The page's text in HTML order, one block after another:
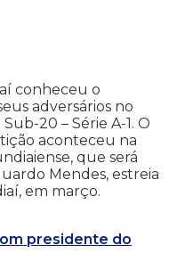
conheceu o
adversários no
20 – Série A-1. O
aconteceu na
que será
Mendes, estreia
em março.
presidente do